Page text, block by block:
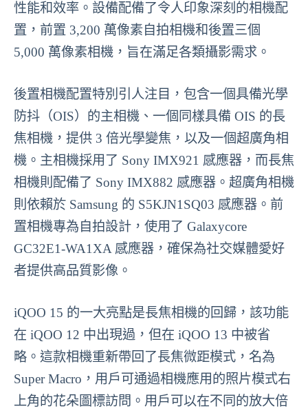
性能和效率。設備配備了令人印象深刻的相機配
置，前置 3,200 萬像素自拍相機和後置三個
5,000 萬像素相機，旨在滿足各類攝影需求。
後置相機配置特別引人注目，包含一個具備光學
防抖（OIS）的主相機、一個同樣具備 OIS 的長
焦相機，提供 3 倍光學變焦，以及一個超廣角相
機。主相機採用了 Sony IMX921 感應器，而長焦
相機則配備了 Sony IMX882 感應器。超廣角相機
則依賴於 Samsung 的 S5KJN1SQ03 感應器。前
置相機專為自拍設計，使用了 Galaxycore
GC32E1-WA1XA 感應器，確保為社交媒體愛好
者提供高品質影像。
iQOO 15 的一大亮點是長焦相機的回歸，該功能
在 iQOO 12 中出現過，但在 iQOO 13 中被省
略。這款相機重新帶回了長焦微距模式，名為
Super Macro，用戶可通過相機應用的照片模式右
上角的花朵圖標訪問。用戶可以在不同的放大倍